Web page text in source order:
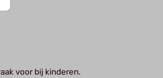
voor bij kinderen.